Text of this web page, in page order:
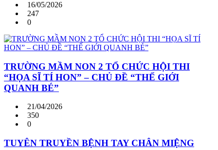
16/05/2026
247
0
TRƯỜNG MẦM NON 2 TỔ CHỨC HỘI THI
“HỌA SĨ TÍ HON” – CHỦ ĐỀ “THẾ GIỚI
QUANH BÉ”
21/04/2026
350
0
TUYÊN TRUYỀN BỆNH TAY CHÂN MIỆNG